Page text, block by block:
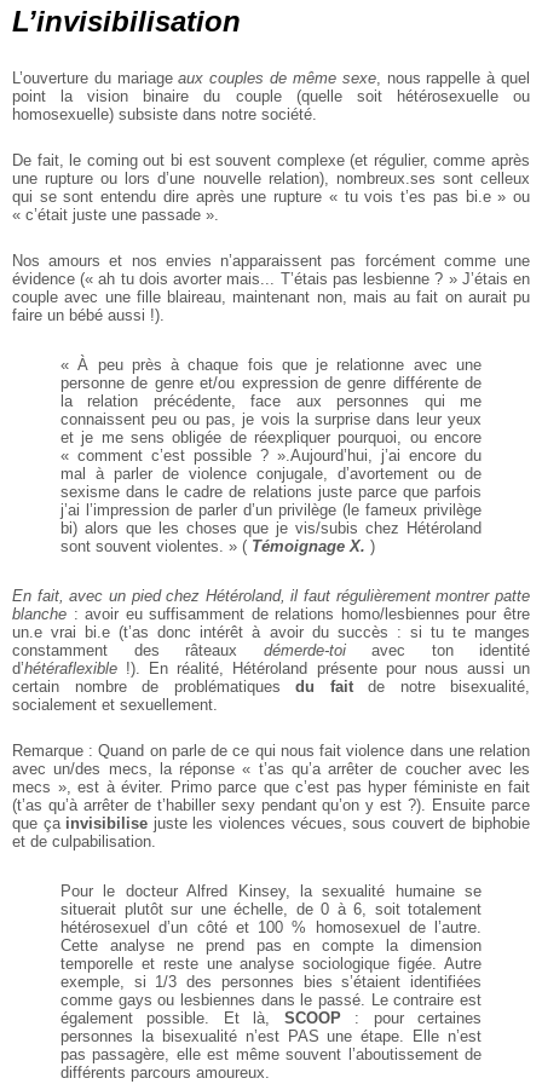
L’invisibilisation
L’ouverture du mariageaux couples de même sexe, nous rappelle à quel
point la vision binaire du couple (quelle soithétérosexuelle ou
homosexuelle) subsiste dans notre société.
De fait, le coming out bi est souvent complexe (et régulier, comme après
une rupture ou lors d’une nouvelle relation), nombreux.ses sont celleux
qui se sont entendu dire après une rupture « tu vois t’es pas bi.e » ou
« c’était juste une passade ».
Nos amours et nos envies n’apparaissent pas forcément commeune
évidence (« ah tu dois avorter mais... T’étais pas lesbienne ? »J’étais en
couple avec une filleblaireau, maintenant non, mais au fait on aurait pu
faire un bébé aussi !).
« À peu près à chaque fois que je relationne avec une
personne de genreet/ou expression de genre différentede
la relation précédente, face aux personnes qui me
connaissent peu ou pas, je vois la surprise dans leur yeux
et je me sens obligée de réexpliquer pourquoi, ou encore
« comment c’est possible ? ».Aujourd’hui, j’ai encore du
mal à parler de violence conjugale, d’avortement ou de
sexisme dans le cadre de relations juste parce queparfois
j’ai l’impression de parler d’un privilège (le fameux privilège
bi) alors que les choses que je vis/subis chez Hétéroland
sont souvent violentes. » ( Témoignage X. )
En fait, avec un pied chez Hétéroland, il faut régulièrementmontrer patte
blanche : avoir eusuffisamment de relations homo/lesbiennes pour être
un.e vrai bi.e (t’as donc intérêt à avoir dusuccès : si tu te manges
constamment des râteaux démerde-toiavec ton identité
d’hétéraflexible !). En réalité, Hétéroland présente pournous aussi un
certain nombre de problématiques du faitde notrebisexualité,
socialement et sexuellement.
Remarque : Quand on parle de ce qui nous fait violence dans une relation
avec un/des mecs, la réponse « t’as qu’a arrêter de coucher avec les
mecs », est à éviter. Primo parce que c’est pas hyper féministe en fait
(t’as qu’àarrêter de t’habiller sexy pendantqu’on y est ?). Ensuite parce
que ça invisibilise juste les violences vécues, sous couvert de biphobie
et de culpabilisation.
Pour le docteur Alfred Kinsey, lasexualité humaine se
situerait plutôt sur une échelle, de 0 à 6, soittotalement
hétérosexuel d’un côtéet 100 % homosexuel de l’autre.
Cette analyse ne prend pas en compte la dimension
temporelle etreste une analyse sociologique figée. Autre
exemple, si 1/3 des personnes bies s’étaient identifiées
comme gays ou lesbiennes dans le passé. Lecontraire est
également possible. Etlà, SCOOP: pour certaines
personnes la bisexualité n’est PAS une étape. Elle n’est
pas passagère, elle est même souvent l’aboutissement de
différents parcours amoureux.